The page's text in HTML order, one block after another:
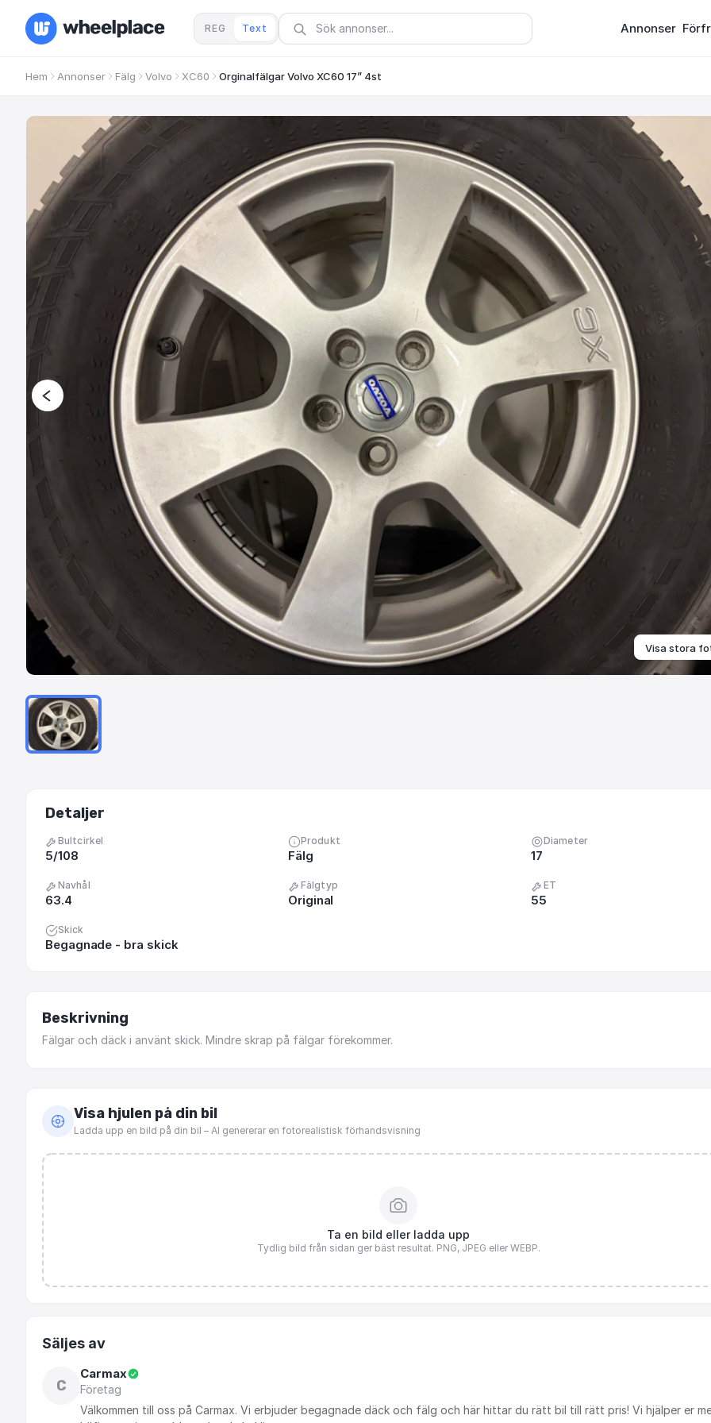
REG Text Annonser
Hem Annonser Fälg Volvo XC60 Orginalfälgar Volvo XC60 17” 4st
Visa stora
Detaljer
Bultcirkel
5/108
Produkt
Fälg
Diameter
17
Navhål
63.4
Fälgtyp
Original
ET
55
Skick
Begagnade - bra skick
Beskrivning
Fälgar och däck i använt skick. Mindre skrap på fälgar förekommer.
Visa hjulen på din bil
Ladda upp en bild på din bil – AI genererar en fotorealistisk förhandsvisning
Ta en bild eller ladda upp
Tydlig bild från sidan ger bäst resultat. PNG, JPEG eller WEBP.
Säljes av
C
Carmax
Företag
Välkommen till oss på Carmax. Vi erbjuder begagnade däck och fälg och här hittar du rätt bil till rätt pris! Vi hjälper er